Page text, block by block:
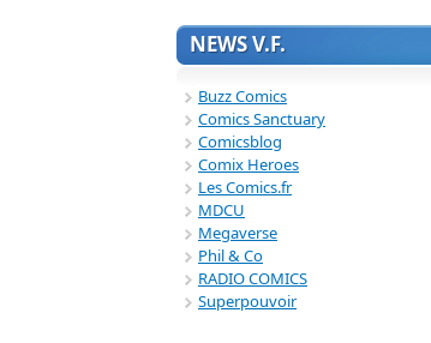
NEWS V.F.
Buzz Comics
Comics Sanctuary
Comicsblog
Comix Heroes
Les Comics.fr
MDCU
Megaverse
Phil & Co
RADIO COMICS
Superpouvoir